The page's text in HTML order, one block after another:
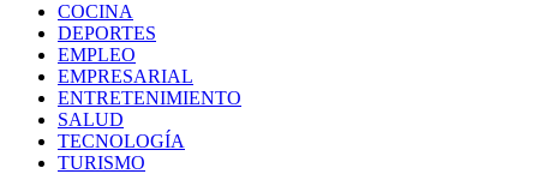
COCINA
DEPORTES
EMPLEO
EMPRESARIAL
ENTRETENIMIENTO
SALUD
TECNOLOGÍA
TURISMO